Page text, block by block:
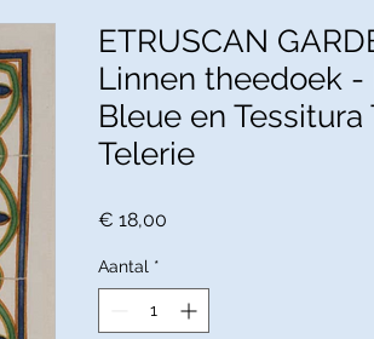
ETRUSCAN
Linnen theedoek -
Bleue en Tessitura
Telerie
€ 18,00
Aantal *